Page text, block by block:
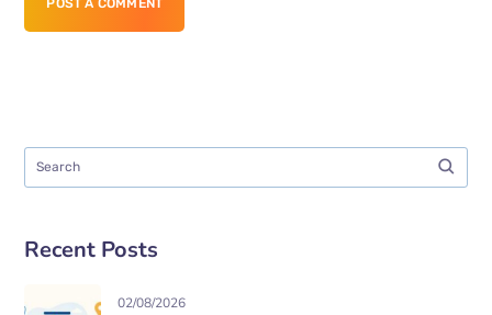
POST A COMMENT
Recent Posts
02/08/2026